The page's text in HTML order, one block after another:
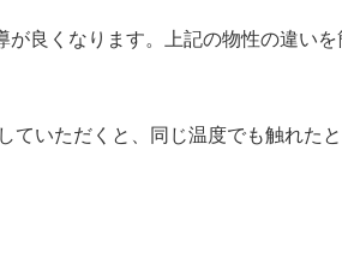
良くなります。上記の物性の違いを
いただくと、同じ温度でも触れた